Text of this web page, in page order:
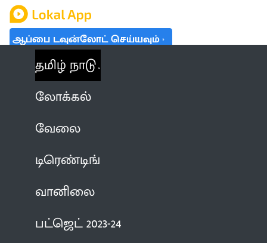
ஆப்பை டவுன்லோட் செய்யவும்
தமிழ் நாடு
லோக்கல்
வேலை
டிரெண்டிங்
வானிலை
பட்ஜெட் 2023-24